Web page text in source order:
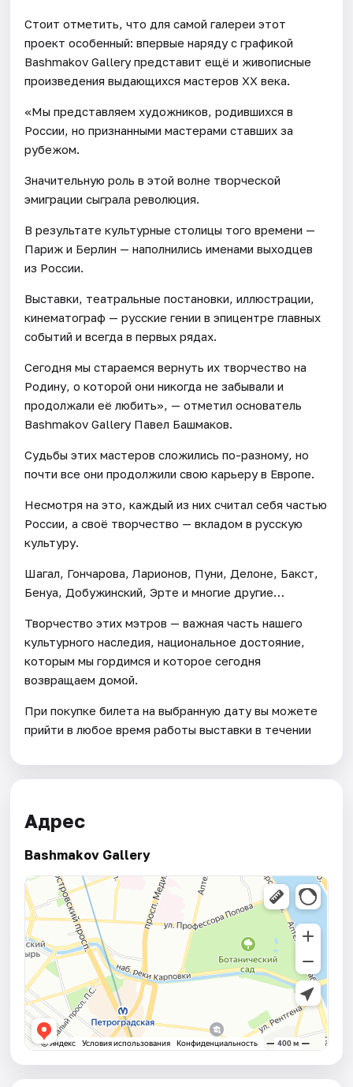
Стоит отметить, что для самой галереи этот
проект особенный: впервые наряду с графикой
Bashmakov Gallery представит ещё и живописные
произведения выдающихся мастеров ХХ века.
«Мы представляем художников, родившихся в
России, но признанными мастерами ставших за
рубежом.
Значительную роль в этой волне творческой
эмиграции сыграла революция.
В результате культурные столицы того времени —
Париж и Берлин — наполнились именами выходцев
из России.
Выставки, театральные постановки, иллюстрации,
кинематограф — русские гении в эпицентре главных
событий и всегда в первых рядах.
Сегодня мы стараемся вернуть их творчество на
Родину, о которой они никогда не забывали и
продолжали её любить», — отметил основатель
Bashmakov Gallery Павел Башмаков.
Судьбы этих мастеров сложились по-разному, но
почти все они продолжили свою карьеру в Европе.
Несмотря на это, каждый из них считал себя частью
России, а своё творчество — вкладом в русскую
культуру.
Шагал, Гончарова, Ларионов, Пуни, Делоне, Бакст,
Бенуа, Добужинский, Эрте и многие другие…
Творчество этих мэтров — важная часть нашего
культурного наследия, национальное достояние,
которым мы гордимся и которое сегодня
возвращаем домой.
При покупке билета на выбранную дату вы можете
прийти в любое время работы выставки в течении
Адрес
Bashmakov Gallery